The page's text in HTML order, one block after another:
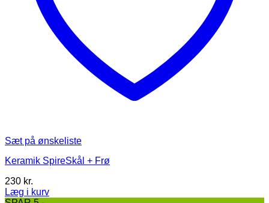
Sæt på ønskeliste
Keramik SpireSkål + Frø
230 kr.
Læg i kurv